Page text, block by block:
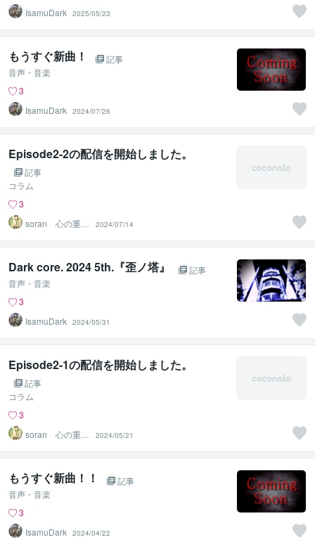
IsamuDark 2025/05/23
もうすぐ新曲！
記事
音声・音楽
3
IsamuDark 2024/07/26
Episode2-2の配信を開始しました。
記事
コラム
3
soran 心の重荷
を下ろせるヒー
リング
2024/07/14
Dark core. 2024 5th.『歪ノ塔』
記事
音声・音楽
3
IsamuDark 2024/05/31
Episode2-1の配信を開始しました。
記事
コラム
3
soran 心の重荷
を下ろせるヒー
リング
2024/05/21
もうすぐ新曲！！
記事
音声・音楽
3
IsamuDark 2024/04/22